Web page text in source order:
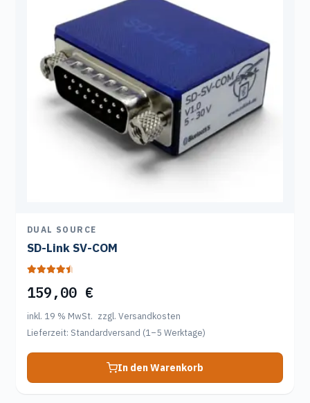
DUAL SOURCE
SD-Link SV-COM
4.67von 5
159,00 €
inkl. 19 % MwSt. zzgl. Versandkosten
Lieferzeit: Standardversand (1–5 Werktage)
In den Warenkorb